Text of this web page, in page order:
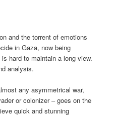
and the torrent of emotions
in Gaza, now being
hard to maintain a long view.
analysis.
any asymmetrical war,
or colonizer – goes on the
quick and stunning